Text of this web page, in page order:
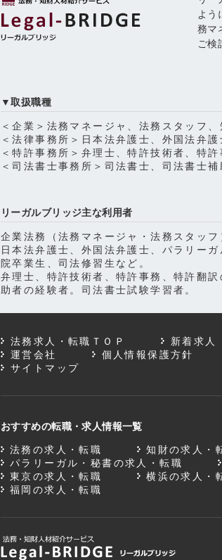
よう
務マ
ご検
▼取扱職種
＜企業＞法務マネージャ、法務スタッフ
＜法律事務所＞日本法弁護士、外国法弁
＜特許事務所＞弁理士、特許技術者、特許
＜司法書士事務所＞司法書士、司法書士補
リーガルブリッジ主な利用者
企業法務（法務マネージャ・法務スタッ
日本法弁護士、外国法弁護士、パラリー
院卒業生、司法修習生など。
弁理士、特許技術者、特許事務、特許翻
助者の経験者。司法書士試験学習者。
法務求人・転職ＴＯＰ 新着求人
運営会社
個人情報保護方針
サイトマップ
おすすめの転職・求人情報一覧
法務の求人・転職
知財の求人・
パラリーガル・秘書の求人・転職
東京の求人・転職
横浜の求人・
福岡の求人・転職